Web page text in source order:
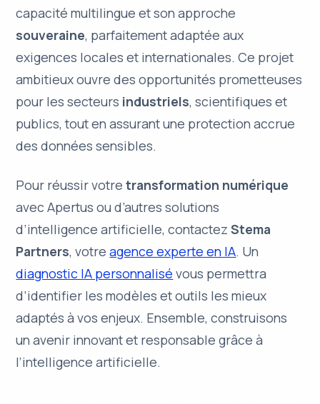
capacitémultilingue et son approche
souveraine, parfaitement adaptée aux
exigences locales et internationales. Ce projet
ambitieux ouvre des opportunités prometteuses
pour les secteurs industriels,scientifiques et
publics, tout en assurant une protection accrue
des données sensibles.
Pour réussir votretransformation numérique
avec Apertus ou d’autres solutions
d’intelligence artificielle, contactezStema
Partners, votreagence experte en IA. Un
diagnostic IA personnalisé vous permettra
d’identifier les modèles et outils les mieux
adaptés à vos enjeux. Ensemble, construisons
un avenir innovantet responsable grâce à
l’intelligence artificielle.